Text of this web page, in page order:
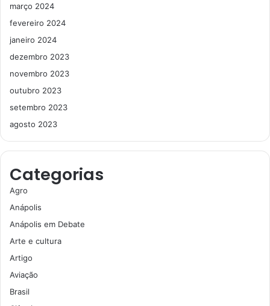
março 2024
fevereiro 2024
janeiro 2024
dezembro 2023
novembro 2023
outubro 2023
setembro 2023
agosto 2023
Categorias
Agro
Anápolis
Anápolis em Debate
Arte e cultura
Artigo
Aviação
Brasil